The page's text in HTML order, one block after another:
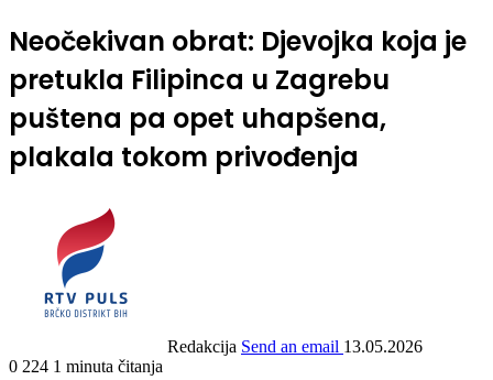
Neočekivan obrat: Djevojka koja je
pretukla Filipinca u Zagrebu
puštena pa opet uhapšena,
plakala tokom privođenja
Redakcija Send an email 13.05.2026
0 224 1 minuta čitanja